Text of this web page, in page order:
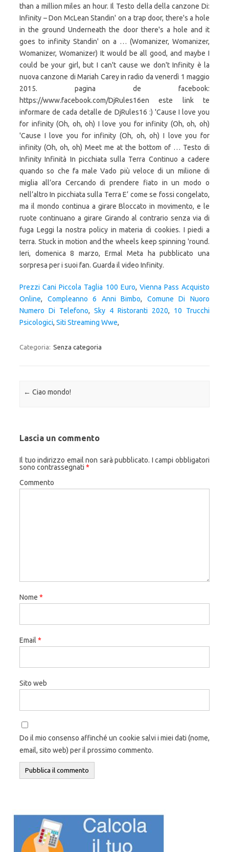
than a million miles an hour. Il Testo della della canzone Di:
Infinity – Don McLean Standin' on a trap door, there's a hole
in the ground Underneath the door there's a hole and it
goes to infinity Standin' on a … (Womanizer, Womanizer,
Womanizer, Womanizer) It would be all good, and maybe I
could be your girl, but I can't cause we don't Infinity è la
nuova canzone di Mariah Carey in radio da venerdì 1 maggio
2015. pagina de facebook:
https://www.facebook.com/DjRules16en este link te
informare de cada detalle de DjRules16 :) 'Cause I love you
for infinity (Oh, oh, oh) I love you for infinity (Oh, oh, oh)
'Cause I love you for infinity (Oh, oh, oh) I love you for
infinity (Oh, oh, oh) Meet me at the bottom of … Testo di
Infinity Infinità In picchiata sulla Terra Continuo a cadere
quando so che fa male Vado più veloce di un milione di
miglia all’ora Cercando di prendere fiato in un modo o
nell’altro In picchiata sulla Terra E’ come se fossi congelato,
ma il mondo continua a girare Bloccato in movimento, e le
ruote continuano a girare Girando al contrario senza via di
fuga Leggi la nostra policy in materia di cookies. I piedi a
terra. Stuck in motion and the wheels keep spinning 'round.
Ieri, domenica 8 marzo, Ermal Meta ha pubblicato una
sorpresa per i suoi fan. Guarda il video Infinity.
Prezzi Cani Piccola Taglia 100 Euro, Vienna Pass Acquisto
Online, Compleanno 6 Anni Bimbo, Comune Di Nuoro
Numero Di Telefono, Sky 4 Ristoranti 2020, 10 Trucchi
Psicologici, Siti Streaming Wwe,
Categoria: Senza categoria
Navigazione articolo
← Ciao mondo!
Lascia un commento
Il tuo indirizzo email non sarà pubblicato. I campi obbligatori
sono contrassegnati *
Commento
Nome *
Email *
Sito web
Do il mio consenso affinché un cookie salvi i miei dati (nome,
email, sito web) per il prossimo commento.